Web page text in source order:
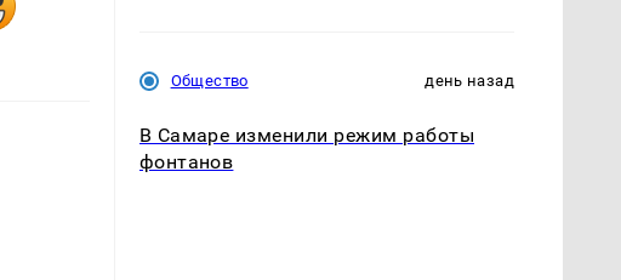
Общество день назад
В Самаре изменили режим работы
фонтанов